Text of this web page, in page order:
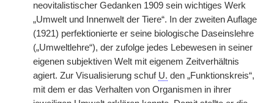
neovitalistischer Gedanken 1909 sein wichtiges Werk
„Umwelt und Innenwelt der Tiere“. In der zweiten Auflage
(1921) perfektionierte er seine biologische Daseinslehre
(„Umweltlehre“), der zufolge jedes Lebewesen in seiner
eigenen subjektiven Welt mit eigenem Zeitverhältnis
agiert. Zur Visualisierung schuf U. den „Funktionskreis“,
mit dem er das Verhalten von Organismen in ihrer